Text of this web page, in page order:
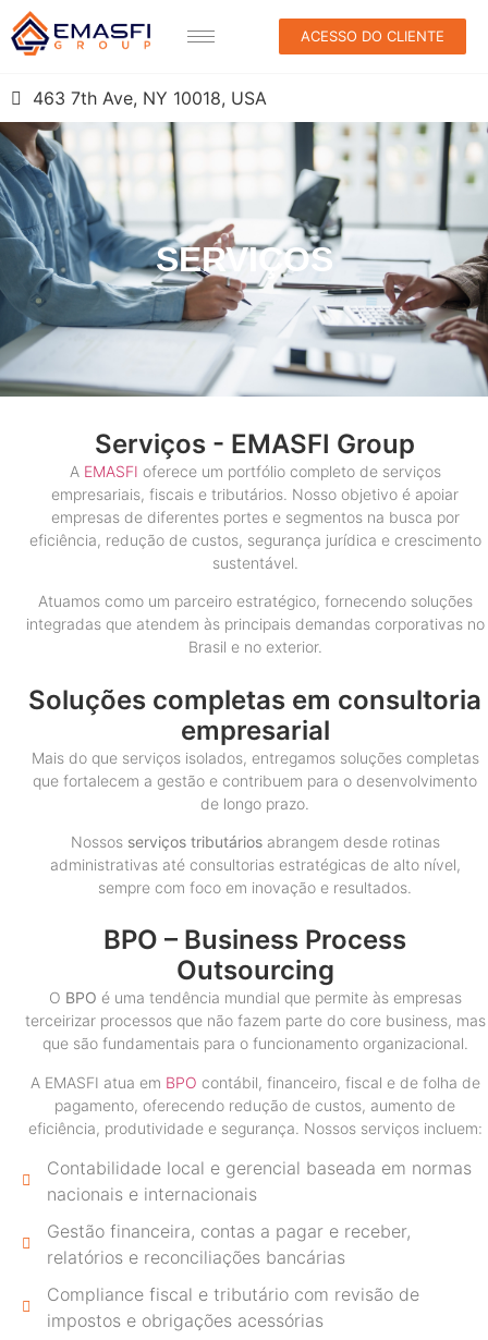
ACESSO DO CLIENTE
463 7th Ave, NY 10018, USA
SERVIÇOS
Serviços - EMASFI Group
A EMASFI oferece um portfólio completo de serviços
empresariais, fiscais e tributários. Nosso objetivo é apoiar
empresas de diferentes portes e segmentos na busca por
eficiência, redução de custos, segurança jurídica e crescimento
sustentável.
Atuamos como um parceiro estratégico, fornecendo soluções
integradas que atendem às principais demandas corporativas no
Brasil e no exterior.
Soluções completas em consultoria
empresarial
Mais do que serviços isolados, entregamos soluções completas
que fortalecem a gestão e contribuem para o desenvolvimento
de longo prazo.
Nossos serviços tributáriosabrangem desde rotinas
administrativas até consultorias estratégicas de alto nível,
sempre com foco em inovação e resultados.
BPO – Business Process
Outsourcing
O BPO é uma tendência mundial que permite às empresas
terceirizar processos que não fazem parte do core business, mas
que são fundamentais para o funcionamento organizacional.
A EMASFI atua em BPO contábil, financeiro, fiscal e de folha de
pagamento, oferecendo redução de custos, aumento de
eficiência, produtividade e segurança. Nossos serviços incluem:
Contabilidade local e gerencial baseada em normas
nacionais e internacionais
Gestão financeira, contas a pagar e receber,
relatórios e reconciliações bancárias
Compliance fiscal e tributário com revisão de
impostos e obrigações acessórias